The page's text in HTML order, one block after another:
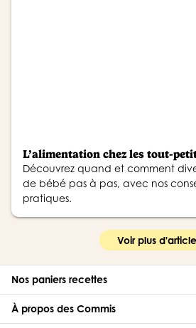
L’alimentation chez les tout-
Découvrez quand et comment
de bébé pas à pas, avec nos
pratiques.
Voir plus
Nos paniers recettes
À propos des Commis